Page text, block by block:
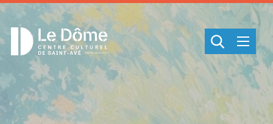
Cookies management panel